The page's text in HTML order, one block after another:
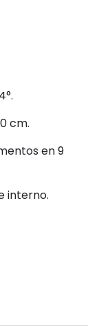
cm.
en 9
interno.